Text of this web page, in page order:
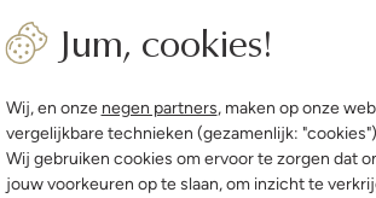
Jum, cookies!
Wij, en onze negen partners, maken op onze
vergelijkbare technieken (gezamenlijk:
Wij gebruiken cookies om ervoor te zorgen dat
jouw voorkeuren op te slaan, om inzicht te
31 juli 2024door leny
ik heb hem teruggebracht want ik
vond het te veel blouse,wel mooie
kleuren
e
r
r
de